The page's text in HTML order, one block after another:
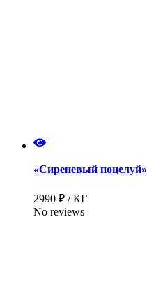
«Сиреневый поцелуй»
2990 ₽ / КГ
No reviews